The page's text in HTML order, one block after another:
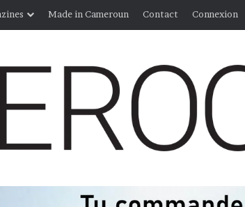
Made in Cameroun Contact Connexion